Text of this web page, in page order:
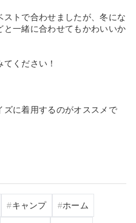
トで合わせましたが、冬にな
と一緒に合わせてもかわいいか
ください！
ズに着用するのがオススメで
キャンプ ホーム